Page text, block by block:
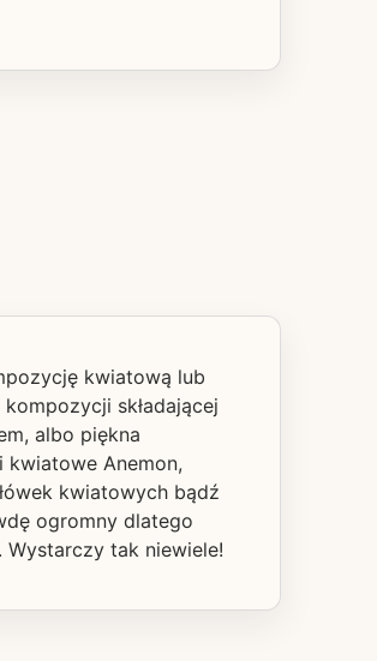
kwiatową lub
składającej
albo piękna
Anemon,
kwiatowych bądź
ogromny dlatego
tak niewiele!